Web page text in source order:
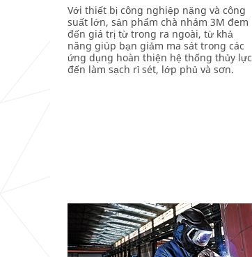
Với thiết bị công nghiệp nặng và công
suất lớn, sản phẩm chà nhám 3M đem
đến giá trị từ trong ra ngoài, từ khả
năng giúp bạn giảm ma sát trong các
ứng dụng hoàn thiện hệ thống thủy lực
đến làm sạch rỉ sét, lớp phủ và sơn.